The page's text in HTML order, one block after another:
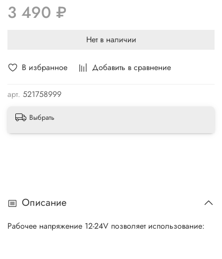
В избранное Добавить в сравнение
арт. 521758999
совместимы со штатным ксеноном.
Используются в головном свете и противотуманных фарах.
3 490 ₽
Нет в наличии
Выбрать
Описание
Рабочее напряжение 12-24V позволяет использование: